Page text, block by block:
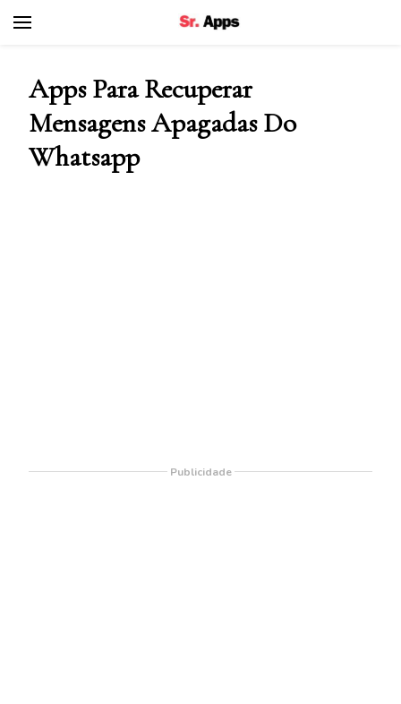
Apps Para Recuperar
Mensagens Apagadas Do
Whatsapp
Publicidade